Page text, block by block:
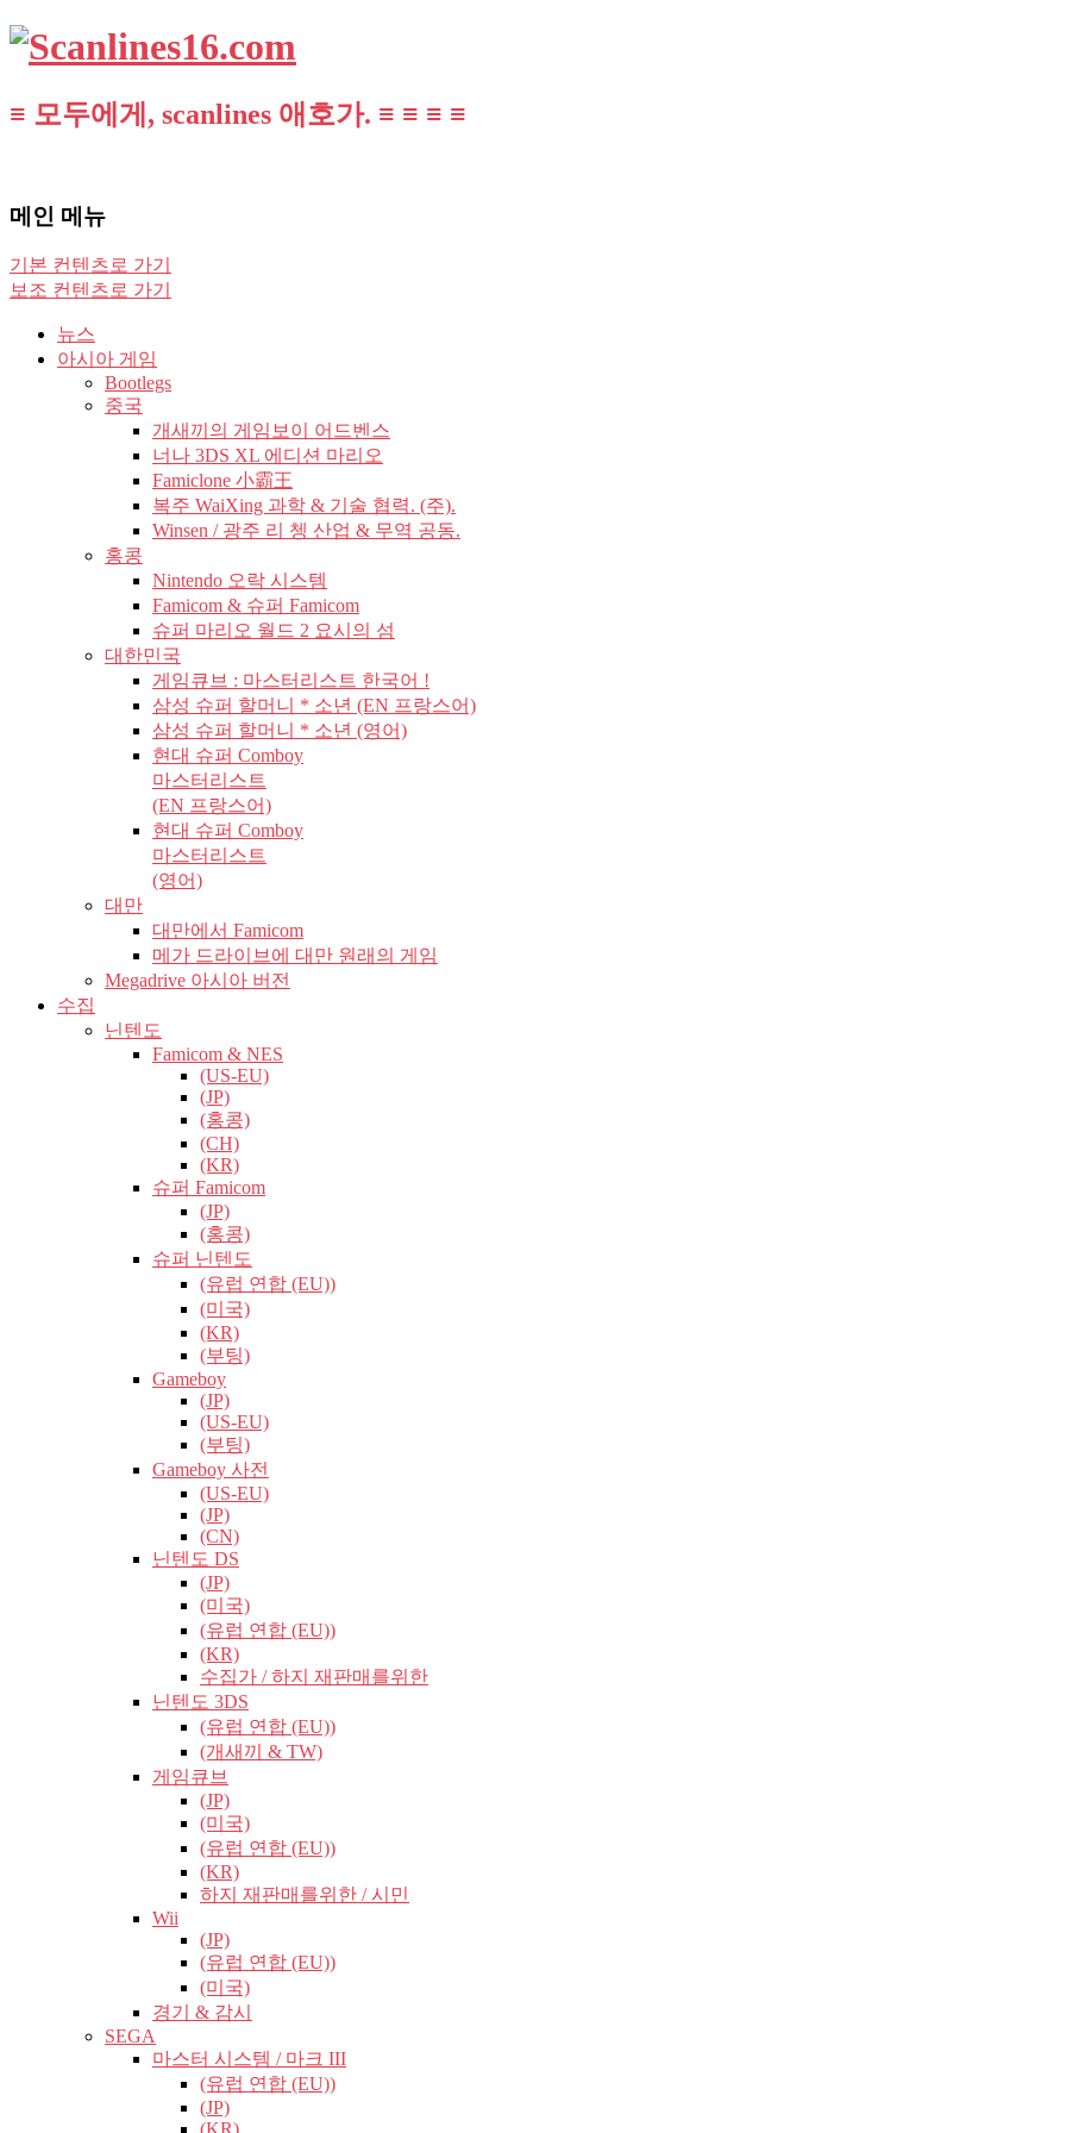
≡ 모두에게, scanlines 애호가. ≡ ≡ ≡ ≡
메인 메뉴
기본 컨텐츠로 가기
보조 컨텐츠로 가기
뉴스
아시아 게임
Bootlegs
중국
개새끼의 게임보이 어드벤스
너나 3DS XL 에디션 마리오
Famiclone 小霸王
복주 WaiXing 과학 & 기술 협력. (주).
Winsen / 광주 리 쳉 산업 & 무역 공동.
홍콩
Nintendo 오락 시스템
Famicom & 슈퍼 Famicom
슈퍼 마리오 월드 2 요시의 섬
대한민국
게임큐브 : 마스터리스트 한국어 !
삼성 슈퍼 할머니 * 소년 (EN 프랑스어)
삼성 슈퍼 할머니 * 소년 (영어)
현대 슈퍼 Comboy
마스터리스트
(EN 프랑스어)
현대 슈퍼 Comboy
마스터리스트
(영어)
대만
대만에서 Famicom
메가 드라이브에 대만 원래의 게임
Megadrive 아시아 버전
수집
닌텐도
Famicom & NES
(US-EU)
(JP)
(홍콩)
(CH)
(KR)
슈퍼 Famicom
(JP)
(홍콩)
슈퍼 닌텐도
(유럽​​ 연합 (EU))
(미국)
(KR)
(부팅)
Gameboy
(JP)
(US-EU)
(부팅)
Gameboy 사전
(US-EU)
(JP)
(CN)
닌텐도 DS
(JP)
(미국)
(유럽​​ 연합 (EU))
(KR)
수집가 / 하지 재판매를위한
닌텐도 3DS
(유럽​​ 연합 (EU))
(개새끼 & TW)
게임큐브
(JP)
(미국)
(유럽​​ 연합 (EU))
(KR)
하지 재판매를위한 / 시민
Wii
(JP)
(유럽​​ 연합 (EU))
(미국)
경기 & 감시
SEGA
마스터 시스템 / 마크 III
(유럽​​ 연합 (EU))
(JP)